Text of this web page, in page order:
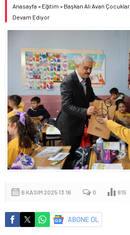
Anasayfa » Eğitim » Başkan Ali Avan
Devam Ediyor
6 KASIM 2025 13:16 0 615
ABONE OL